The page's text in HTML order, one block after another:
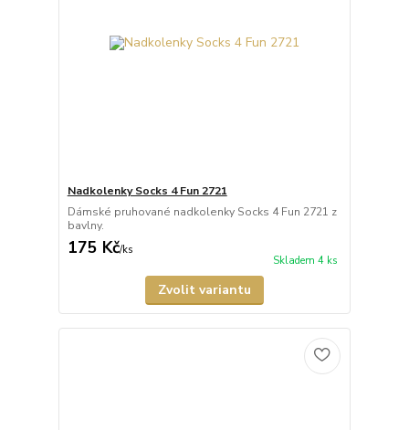
Nadkolenky Socks 4 Fun 2721
Dámské pruhované nadkolenky Socks 4 Fun 2721 z
bavlny.
175 Kč/ks
Skladem 4 ks
Zvolit variantu